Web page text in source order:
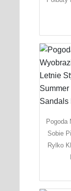
Pogoda
Sobie
Rylko